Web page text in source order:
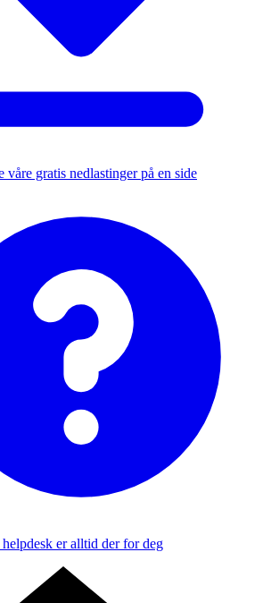
våre gratis nedlastinger på en side
er alltid der for deg